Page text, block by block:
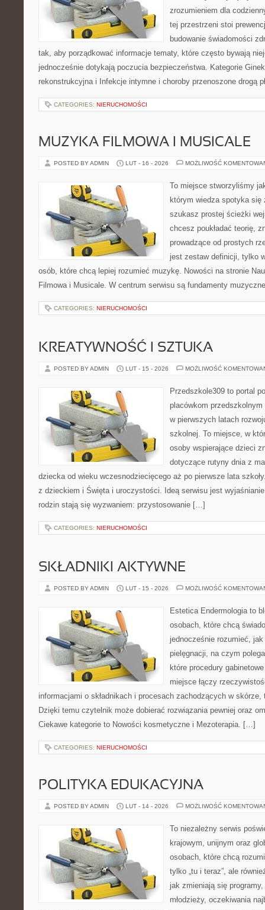
zrozumieniem dla
tej przestrzeni stoi
budowanie świadomości
tak, aby porządkować informacje tematy, które często bywają
jednocześnie dotykają poczucia bezpieczeństwa. Kategorie
rekonstrukcyjna i Infekcje intymne i choroby przenoszone drogą
CATEGORIES: NIERUCHOMOŚCI
MUZYKA FILMOWA I MUSICALE
POSTED BY ADMIN LUT - 16 - 2026 MOŻLIWOŚĆ
To miejsce stworzyliśmy
którym wiedza spotyka
szukasz prostej ścieżki
chcesz poukładać teorię,
prowadzące od prostych
jest zestaw definicji, tylko
osób, które chcą lepiej rozumieć muzykę. Nowości na stronie
Filmowa i Musicale. W centrum serwisu są fundamenty
CATEGORIES: NIERUCHOMOŚCI
KREATYWNOŚĆ I SZTUKA
POSTED BY ADMIN LUT - 15 - 2026 MOŻLIWOŚĆ
Przedszkole309 to portal
placówkom
w pierwszych latach
szkolnej. To miejsce, w
osoby wspierające dzieci
dotyczące rutyny dnia z
dziecka od wieku wczesnodziecięcego aż po pierwsze lata
z dzieckiem i Święta i uroczystości. Ideą serwisu jest
rodzin stają się wyzwaniem: przystosowanie […]
CATEGORIES: NIERUCHOMOŚCI
SKŁADNIKI AKTYWNE
POSTED BY ADMIN LUT - 15 - 2026 MOŻLIWOŚĆ
Estetica Endermologia to
osobach, które chcą
jednocześnie rozumieć, jak
pielęgnacji, na czym
które procedury
miejsce łączy
informacjami o składnikach i procesach zachodzących w
Dzięki temu czytelnik może dobierać rozwiązania pewniej oraz
Ciekawe kategorie to Nowości kosmetyczne i Mezoterapia. […]
CATEGORIES: NIERUCHOMOŚCI
POLITYKA EDUKACYJNA
POSTED BY ADMIN LUT - 14 - 2026 MOŻLIWOŚĆ
To niezależny serwis
krajowym, unijnym oraz
osobach, które chcą
tylko „tu i teraz”, ale
jak zmieniają się
młodzieży, oczekiwania